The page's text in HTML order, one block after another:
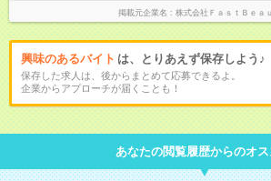
掲載元企業名 株式会社ＦａｓｔＢｅａ
興味のあるバイト は、とりあえず保存しよう♪
保存した求人は、後からまとめて応募できるよ。
企業からアプローチが届くことも！
あなたの閲覧履歴からのオス